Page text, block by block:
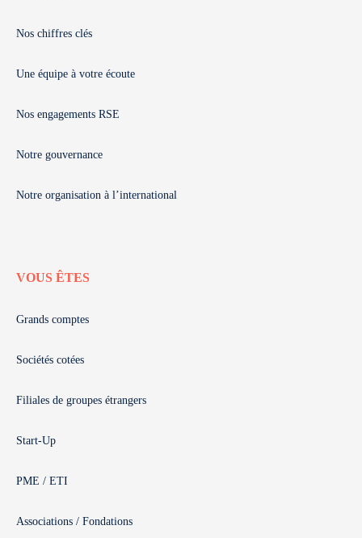
Nos chiffres clés
Une équipe à votre écoute
Nos engagements RSE
Notre gouvernance
Notre organisation à l’international
VOUS ÊTES
Grands comptes
Sociétés cotées
Filiales de groupes étrangers
Start-Up
PME / ETI
Associations / Fondations